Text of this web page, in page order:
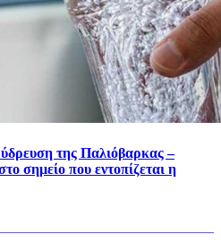
της Παλιόβαρκας –
σημείο που εντοπίζεται η